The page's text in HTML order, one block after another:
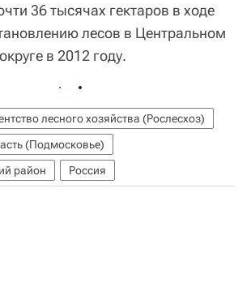
36 тысячах гектаров в ходе
лесов в Центральном
в 2012 году.
лесного хозяйства (Рослесхоз)
(Подмосковье)
район
Россия